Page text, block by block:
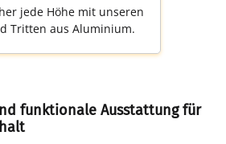
jede Höhe mit unseren
Tritten aus Aluminium.
funktionale Ausstattung für